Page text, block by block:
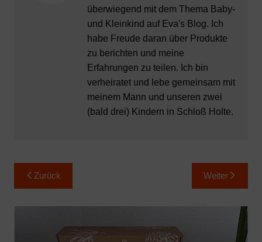
überwiegend mit dem Thema Baby-
und Kleinkind auf Eva's Blog. Ich
habe Freude daran über Produkte
zu berichten und meine
Erfahrungen zu teilen. Ich bin
verheiratet und lebe gemeinsam mit
meinem Mann und unseren zwei
(bald drei) Kindern in Schloß Holte.
Beitragsnavigation
Zurück Weiter